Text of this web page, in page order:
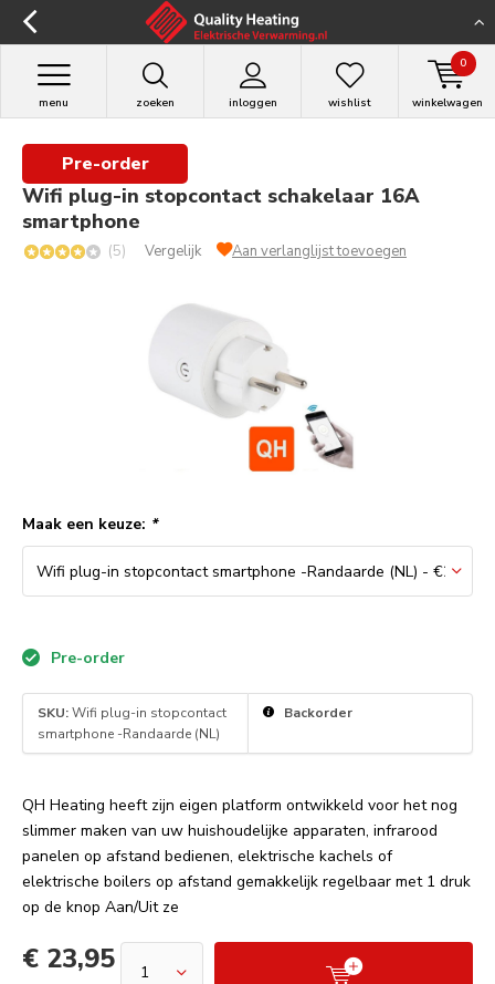
zoeken inloggen
menu wishlist winkelwagen
0
Pre-order
Wifi plug-in stopcontact schakelaar 16A
smartphone
(5) Vergelijk Aan verlanglijst toevoegen
Maak een keuze: *
Pre-order
SKU:Wifi plug-in stopcontact
smartphone -Randaarde (NL)
Backorder
QH Heating heeft zijn eigen platform ontwikkeld voor het nog
slimmer maken van uw huishoudelijke apparaten, infrarood
panelen op afstand bedienen, elektrische kachels of
elektrische boilers op afstand gemakkelijk regelbaar met 1 druk
op de knop Aan/Uit ze
€ 23,95